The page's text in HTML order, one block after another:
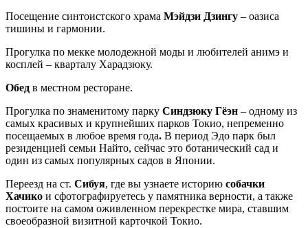
Посещение синтоистского храма Мэйдзи Дзингу – оазиса
тишины и гармонии.
Прогулка по мекке молодежной моды и любителей анимэ и
косплей – кварталу Харадзюку.
Обед в местном ресторане.
Прогулка по знаменитому парку Синдзюку Гёэн – одному из
самых красивых и крупнейших парков Токио, непременно
посещаемых в любое время года. В период Эдо парк был
резиденцией семьи Найто, сейчас это ботанический сад и
один из самых популярных садов в Японии.
Переезд на ст. Сибуя, где вы узнаете историю собачки
Хачико и сфотографируетесь у памятника верности, а также
постоите на самом оживленном перекрестке мира, ставшим
своеобразной визитной карточкой Токио.